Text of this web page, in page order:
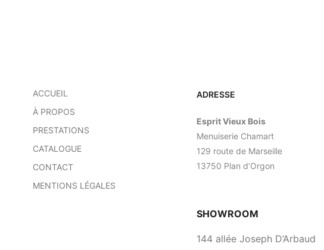
ACCUEIL
À PROPOS
PRESTATIONS
CATALOGUE
CONTACT
MENTIONS LÉGALES
ADRESSE
Esprit Vieux Bois
Menuiserie Chamart
129 route de Marseille
13750 Plan d’Orgon
SHOWROOM
144 allée Joseph D’Arbaud